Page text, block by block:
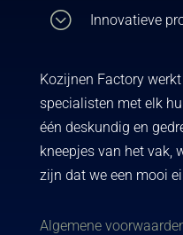
; Innovatieve
Kozijnen Factory
specialisten met elk
één deskundig en
kneepjes van het vak,
zijn dat we een mooi
Algemene